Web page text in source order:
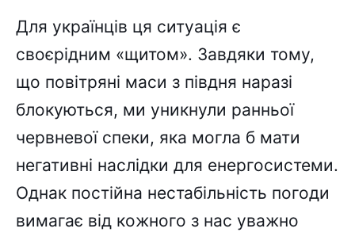
Для українців ця ситуація є
своєрідним «щитом». Завдяки тому,
що повітряні маси з півдня наразі
блокуються, ми уникнули ранньої
червневої спеки, яка могла б мати
негативні наслідки для енергосистеми.
Однак постійна нестабільність погоди
вимагає від кожного з нас уважно